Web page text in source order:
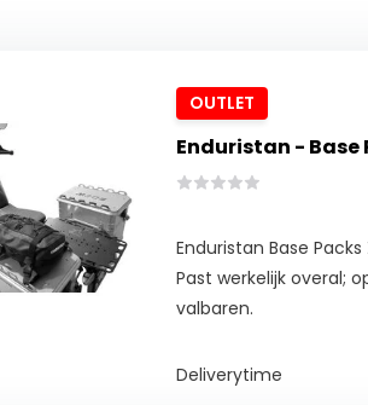
OUTLET
Enduristan - Base
Enduristan Base
Past werkelijk overal;
valbaren.
Deliverytime